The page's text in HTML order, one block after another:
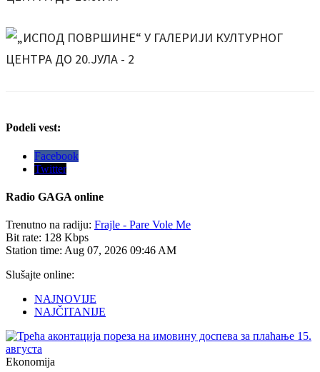
Podeli vest:
Facebook
Twitter
Radio GAGA online
Trenutno na radiju: Frajle - Pare Vole Me
Bit rate: 128 Kbps
Station time: Aug 07, 2026 09:46 AM
Slušajte online:
NAJNOVIJE
NAJČITANIJE
Ekonomija